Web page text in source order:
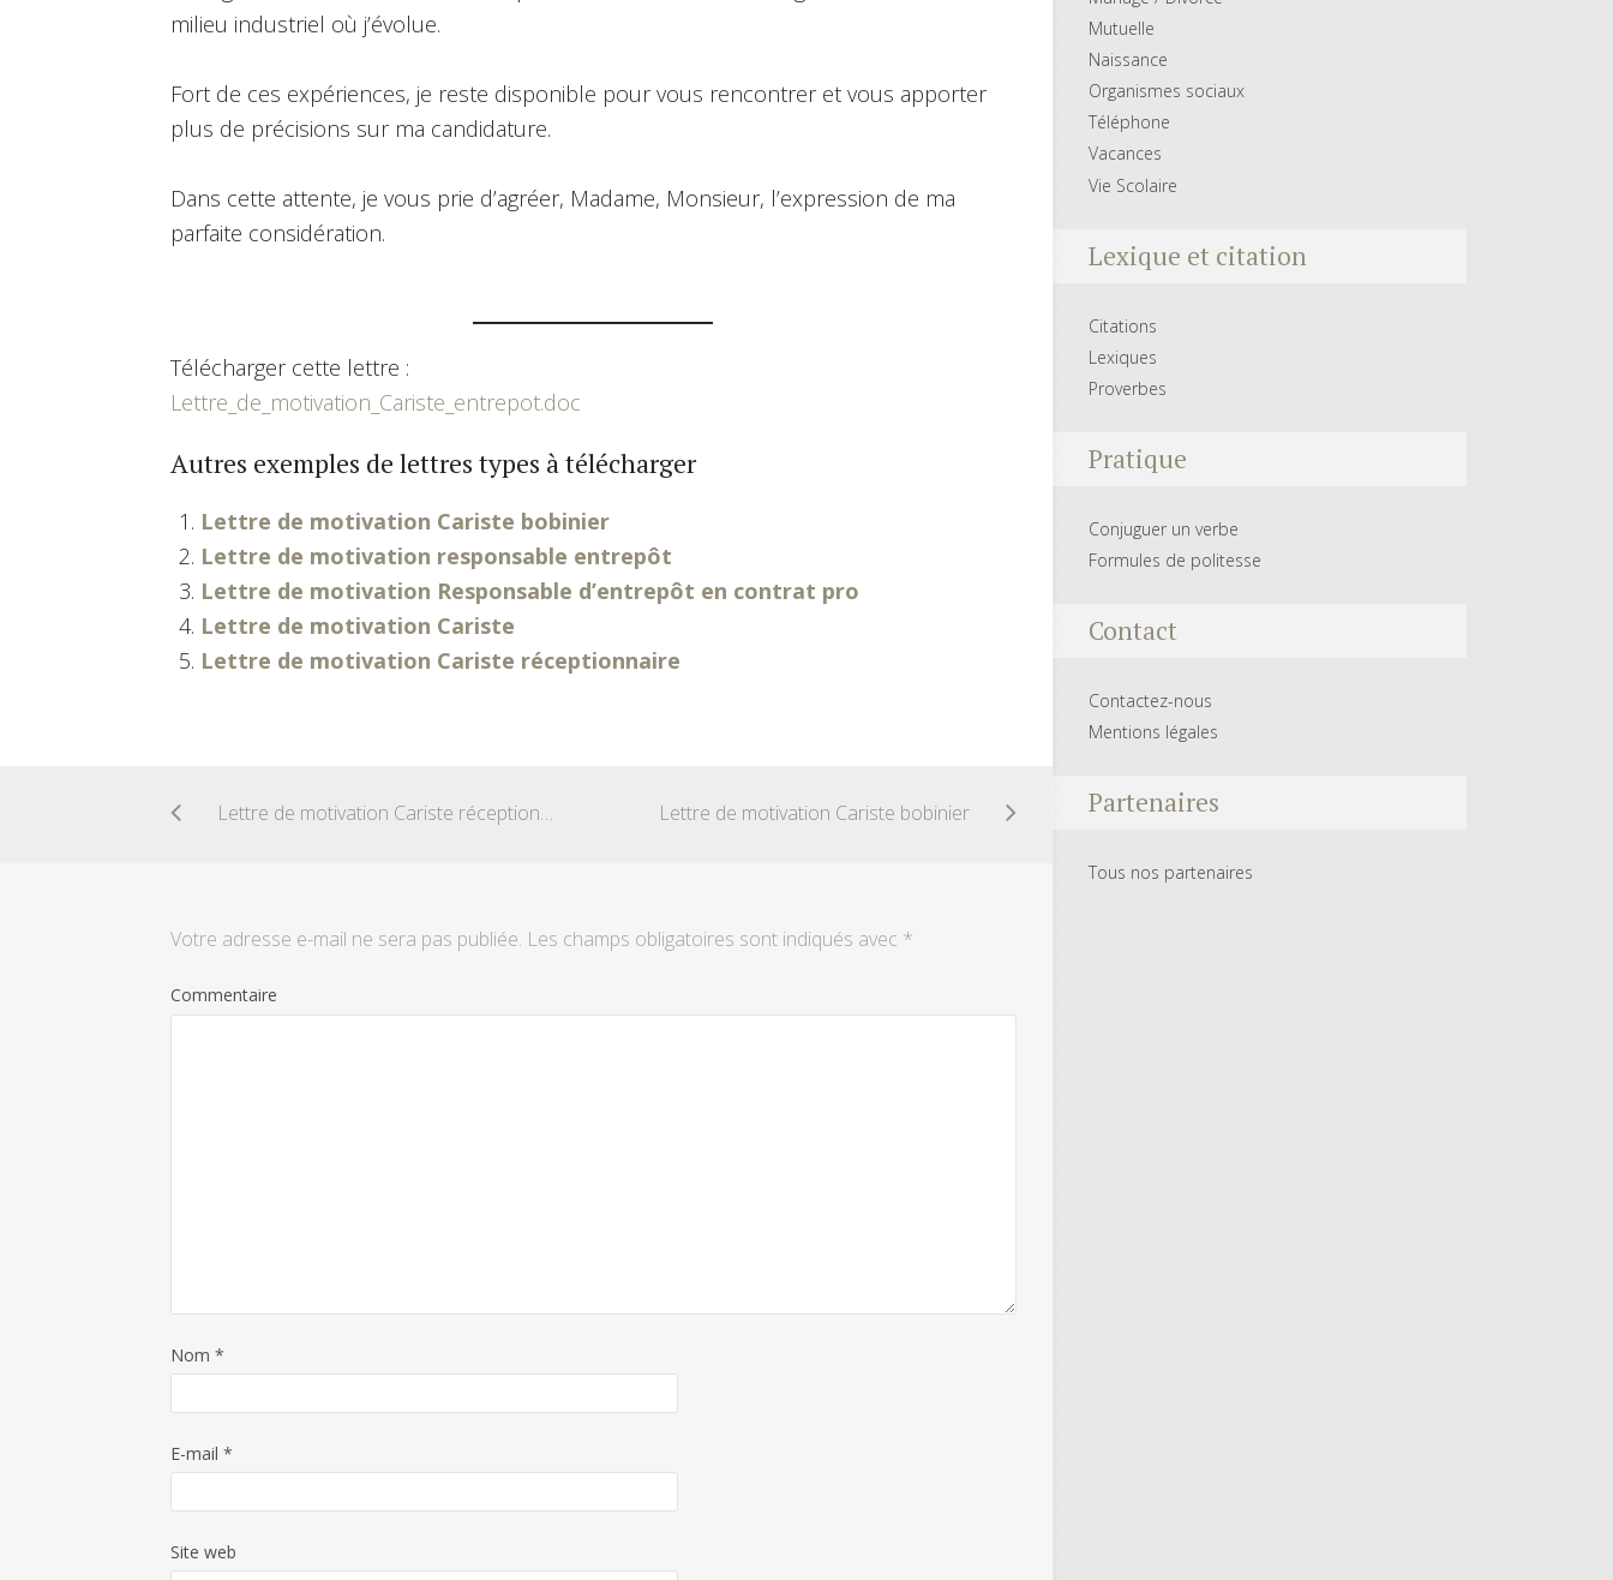
milieu industriel où j’évolue.
Fort de ces expériences, je reste disponible pour vous rencontrer et vous apporter
plus de précisions sur ma candidature.
Dans cette attente, je vous prie d’agréer, Madame, Monsieur, l’expression de ma
parfaite considération.
Télécharger cette lettre :
Lettre_de_motivation_Cariste_entrepot.doc
Autres exemples de lettres types à télécharger
Lettre de motivation Cariste bobinier
Lettre de motivation responsable entrepôt
Lettre de motivation Responsable d’entrepôt en contrat pro
Lettre de motivation Cariste
Lettre de motivation Cariste réceptionnaire
Lettre de motivation Cariste réceptionnaire Lettre de motivation Cariste bobinier
Votre adresse e-mail ne sera pas publiée. Les champs obligatoires sont indiqués avec *
Commentaire
Nom *
E-mail *
Site web
Mutuelle
Naissance
Organismes sociaux
Téléphone
Vacances
Vie Scolaire
Lexique et citation
Citations
Lexiques
Proverbes
Pratique
Conjuguer un verbe
Formules de politesse
Contact
Contactez-nous
Mentions légales
Partenaires
Tous nos partenaires